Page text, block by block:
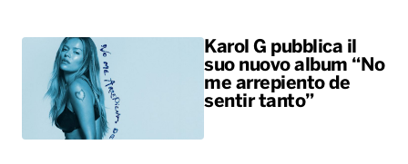
Karol G pubblica il
suo nuovo album “No
me arrepiento de
sentir tanto”